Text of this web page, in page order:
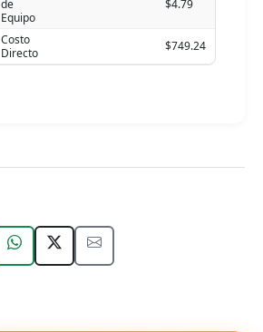
de
Equipo
$4.79
Costo
Directo
$749.24